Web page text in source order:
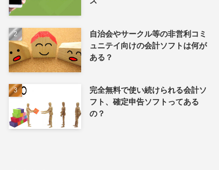
自治会やサークル等の非営利コミ
ュニテイ向けの会計ソフトは何が
ある？
完全無料で使い続けられる会計ソ
フト、確定申告ソフトってある
の？